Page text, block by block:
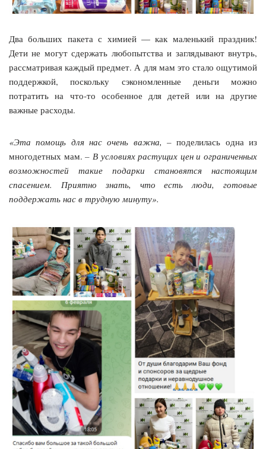
Два больших пакета с химией — как маленький праздник!
Дети не могут сдержать любопытства и заглядывают внутрь,
рассматривая каждый предмет. А для мам это стало ощутимой
поддержкой, поскольку сэкономленные деньги можно
потратить на что‑то особенное для детей или на другие
важные расходы.
«Эта помощь для нас очень важна, –поделилась одна из
многодетных мам. – В условиях растущих цен и ограниченных
возможностей такие подарки становятся настоящим
спасением. Приятно знать, что есть люди, готовые
поддержать нас в трудную минуту».